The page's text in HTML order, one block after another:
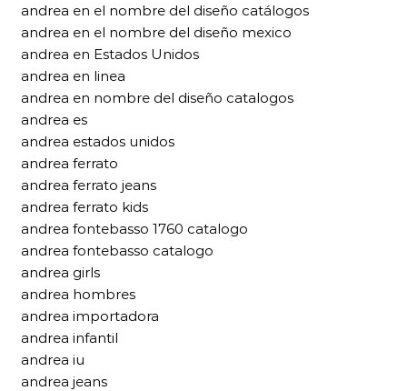
andrea en el nombre del diseño catálogos
andrea en el nombre del diseño mexico
andrea en Estados Unidos
andrea en linea
andrea en nombre del diseño catalogos
andrea es
andrea estados unidos
andrea ferrato
andrea ferrato jeans
andrea ferrato kids
andrea fontebasso 1760 catalogo
andrea fontebasso catalogo
andrea girls
andrea hombres
andrea importadora
andrea infantil
andrea iu
andrea jeans